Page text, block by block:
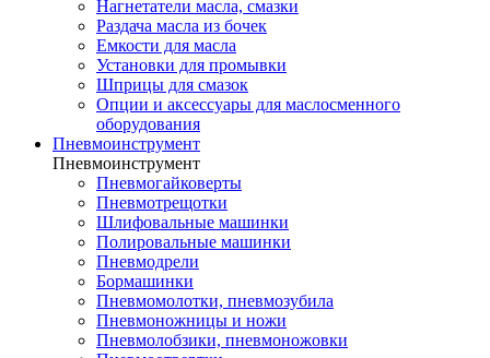
Нагнетатели масла, смазки
Раздача масла из бочек
Емкости для масла
Установки для промывки
Шприцы для смазок
Опции и аксессуары для маслосменного
оборудования
Пневмоинструмент
Пневмоинструмент
Пневмогайковерты
Пневмотрещотки
Шлифовальные машинки
Полировальные машинки
Пневмодрели
Бормашинки
Пневмомолотки, пневмозубила
Пневмоножницы и ножи
Пневмолобзики, пневмоножовки